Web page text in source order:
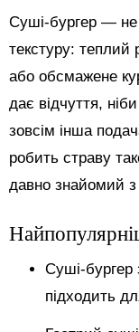
Суші-бургер — не
текстуру: теплий
або обсмажене
дає відчуття,
зовсім інша
робить страву
давно знайомий
Суші-бургер
підходить